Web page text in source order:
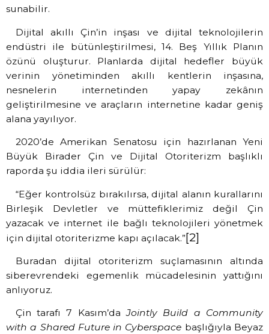
sunabilir.
Dijital akıllı Çin’in inşası ve dijital teknolojilerin
endüstri ile bütünleştirilmesi, 14. Beş Yıllık Planın
özünü oluşturur. Planlarda dijital hedefler büyük
verinin yönetiminden akıllı kentlerin inşasına,
nesnelerin internetinden yapay zekânın
geliştirilmesine ve araçların internetine kadar geniş
alana yayılıyor.
2020’de Amerikan Senatosu için hazırlanan Yeni
Büyük Birader Çin ve Dijital Otoriterizm başlıklı
raporda şu iddia ileri sürülür:
“Eğer kontrolsüz bırakılırsa, dijital alanın kurallarını
Birleşik Devletler ve müttefiklerimiz değil Çin
yazacak ve internet ile bağlı teknolojileri yönetmek
için dijital otoriterizme kapı açılacak.”[2]
Buradan dijital otoriterizm suçlamasının altında
siberevrendeki egemenlik mücadelesinin yattığını
anlıyoruz.
Çin tarafı 7 Kasım’daJointly Build a Community
with a Shared Future in Cyberspace başlığıyla Beyaz